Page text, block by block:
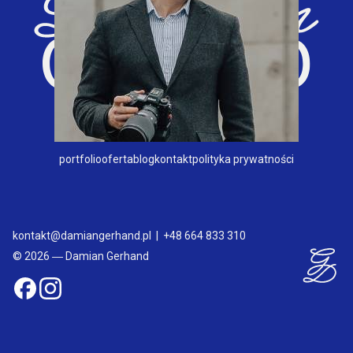
portfolioofertablogkontaktpolityka prywatności
kontakt@damiangerhand.pl
+48 664 833 310
© 2026 ― Damian Gerhand